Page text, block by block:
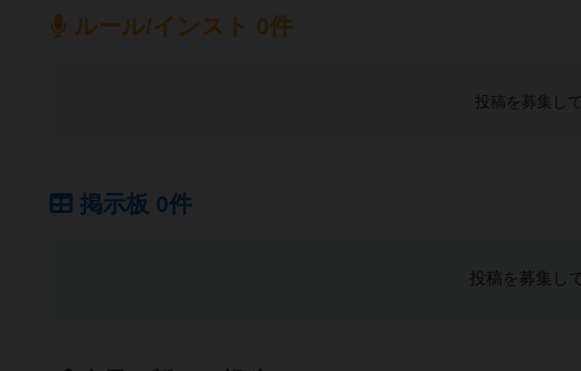
ルール/インスト 0件
投稿を募集し
掲示板 0件
投稿を募集し